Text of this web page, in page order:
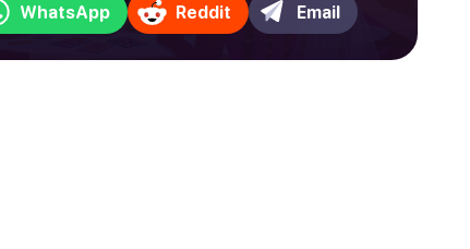
WhatsApp Reddit Email